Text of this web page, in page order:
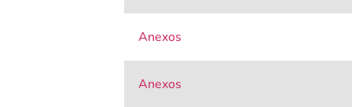
Anexos
Anexos